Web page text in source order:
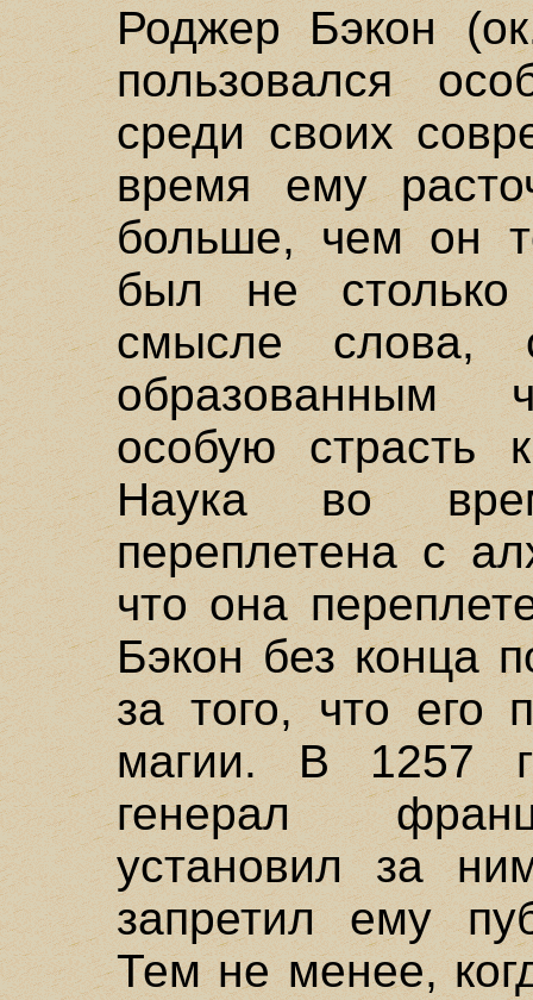
Роджер Бэкон
пользовался
среди своих
время ему
больше, чем он
был не
смысле слова,
образованным
особую страсть
Наука во
переплетена с
что она
Бэкон без конца
за того, что его
магии. В 1257
генерал
установил за
запретил ему
Тем не менее,